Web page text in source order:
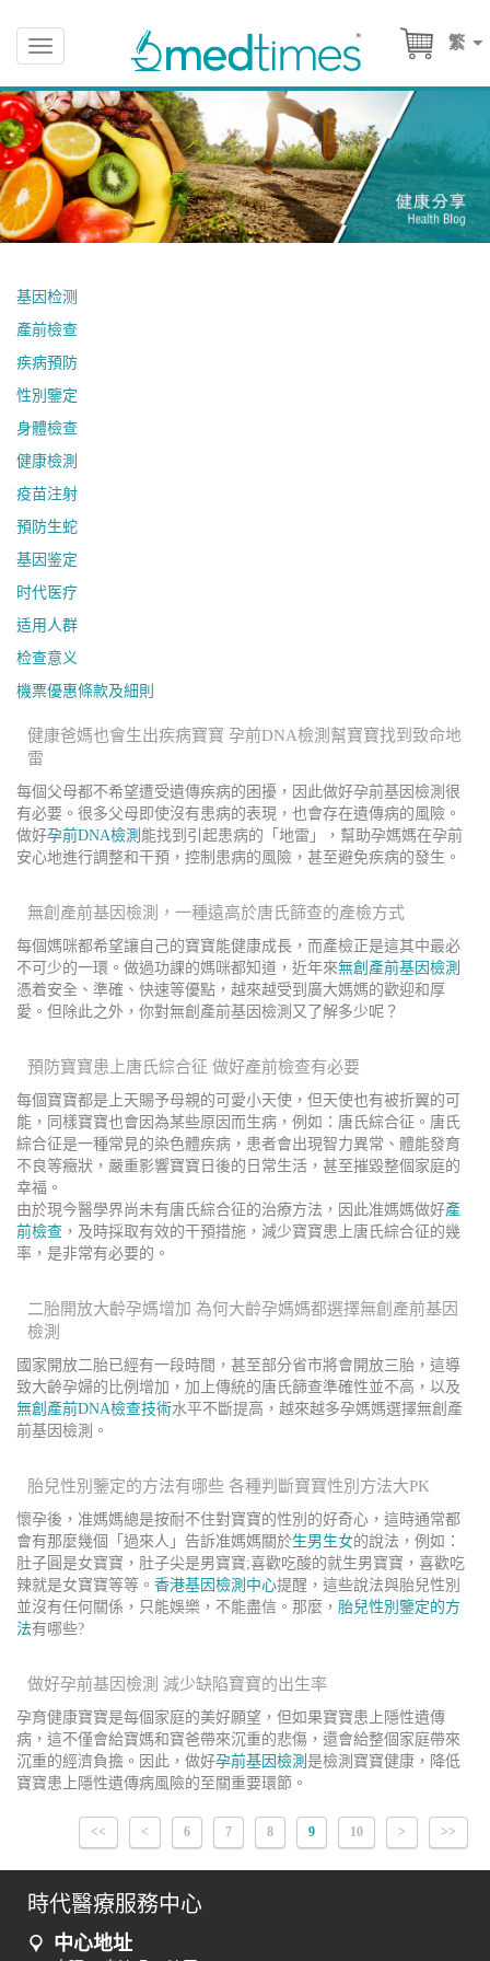
繁
Toggle
navigation
基因检测
產前檢查
疾病預防
性別鑒定
身體檢查
健康檢測
疫苗注射
預防生蛇
基因鉴定
时代医疗
适用人群
检查意义
機票優惠條款及細則
健康爸媽也會生出疾病寶寶 孕前DNA檢測幫寶寶找到致命地
雷
每個父母都不希望遭受遺傳疾病的困擾，因此做好孕前基因檢測很
有必要。很多父母即使沒有患病的表現，也會存在遺傳病的風險。
做好孕前DNA檢測 能找到引起患病的「地雷」，幫助孕媽媽在孕前
安心地進行調整和干預，控制患病的風險，甚至避免疾病的發生。
無創產前基因檢測，一種遠高於唐氏篩查的產檢方式
每個媽咪都希望讓自己的寶寶能健康成長，而產檢正是這其中最必
不可少的一環。做過功課的媽咪都知道，近年來無創產前基因檢測
憑着安全、準確、快速等優點，越來越受到廣大媽媽的歡迎和厚
愛。但除此之外，你對無創產前基因檢測又了解多少呢？
預防寶寶患上唐氏綜合征 做好產前檢查有必要
每個寶寶都是上天賜予母親的可愛小天使，但天使也有被折翼的可
能，同樣寶寶也會因為某些原因而生病，例如：唐氏綜合征。唐氏
綜合征是一種常見的染色體疾病，患者會出現智力異常、體能發育
不良等癥狀，嚴重影響寶寶日後的日常生活，甚至摧毀整個家庭的
幸福。
由於現今醫學界尚未有唐氏綜合征的治療方法，因此准媽媽做好產
前檢查 ，及時採取有效的干預措施，減少寶寶患上唐氏綜合征的幾
率，是非常有必要的。
二胎開放大齡孕媽增加 為何大齡孕媽媽都選擇無創產前基因
檢測
國家開放二胎已經有一段時間，甚至部分省市將會開放三胎，這導
致大齡孕婦的比例增加，加上傳統的唐氏篩查準確性並不高，以及
無創產前DNA檢查技術水平不斷提高，越來越多孕媽媽選擇無創產
前基因檢測。
胎兒性別鑒定的方法有哪些 各種判斷寶寶性別方法大PK
懷孕後，准媽媽總是按耐不住對寶寶的性別的好奇心，這時通常都
會有那麼幾個「過來人」告訴准媽媽關於生男生女的說法，例如：
肚子圓是女寶寶，肚子尖是男寶寶;喜歡吃酸的就生男寶寶，喜歡吃
辣就是女寶寶等等。 香港基因檢測中心提醒，這些說法與胎兒性別
並沒有任何關係，只能娛樂，不能盡信。那麼， 胎兒性別鑒定的方
法有哪些?
做好孕前基因檢測 減少缺陷寶寶的出生率
孕育健康寶寶是每個家庭的美好願望，但如果寶寶患上隱性遺傳
病，這不僅會給寶媽和寶爸帶來沉重的悲傷，還會給整個家庭帶來
沉重的經濟負擔。因此，做好孕前基因檢測 是檢測寶寶健康，降低
寶寶患上隱性遺傳病風險的至關重要環節。
<< < 6 7 8 9 10 > >>
時代醫療服務中心
中心地址